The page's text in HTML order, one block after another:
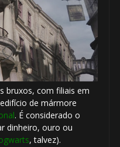
bruxos, com filiais em
de mármore
. É considerado o
dinheiro, ouro ou
, talvez).